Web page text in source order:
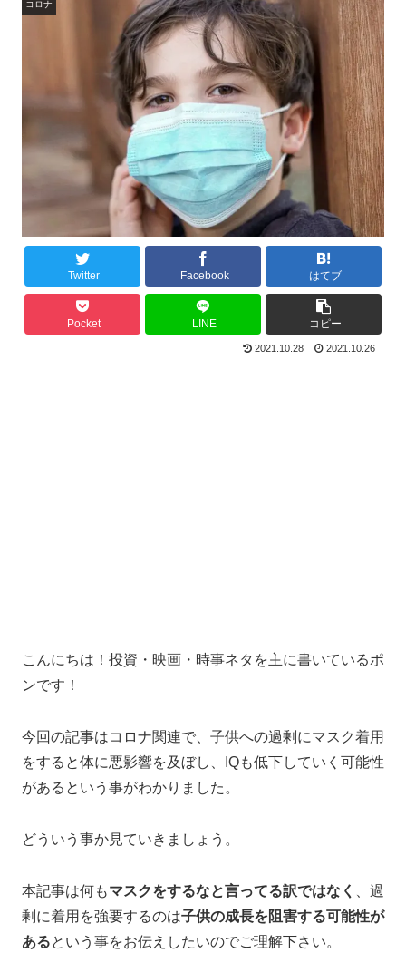
コロナ
Twitter Facebook はてブ
Pocket LINE コピー
2021.10.28 2021.10.26
こんにちは！投資・映画・時事ネタを主に書いているポ
ンです！
今回の記事はコロナ関連で、子供への過剰にマスク着用
をすると体に悪影響を及ぼし、IQも低下していく可能性
があるという事がわかりました。
どういう事か見ていきましょう。
本記事は何もマスクをするなと言ってる訳ではなく
、過
剰に着用を強要するのは子供の成長を阻害する可能性が
あるという事をお伝えしたいのでご理解下さい。